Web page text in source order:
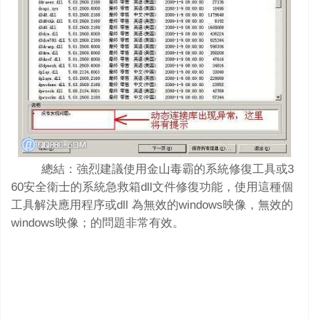
總結：強烈建議使用金山毒霸的系統修復工具或3
60安全衛士的系統急救箱dll文件修復功能，使用這種個
工具解決應用程序或dll 為無效的windows映像，無效的
windows映像；的問題非常有效。